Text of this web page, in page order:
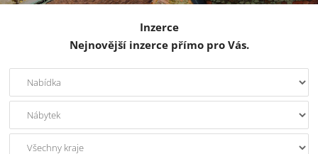
Inzerce
Nejnovější inzerce přímo pro Vás.